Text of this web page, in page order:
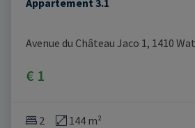
Appartement 3.1
Avenue du Château Jaco 1, 1410
€ 1
2 144 m²